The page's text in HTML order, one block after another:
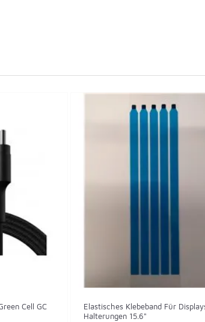
Cell GC
Elastisches Klebeband Für
Halterungen 15.6"